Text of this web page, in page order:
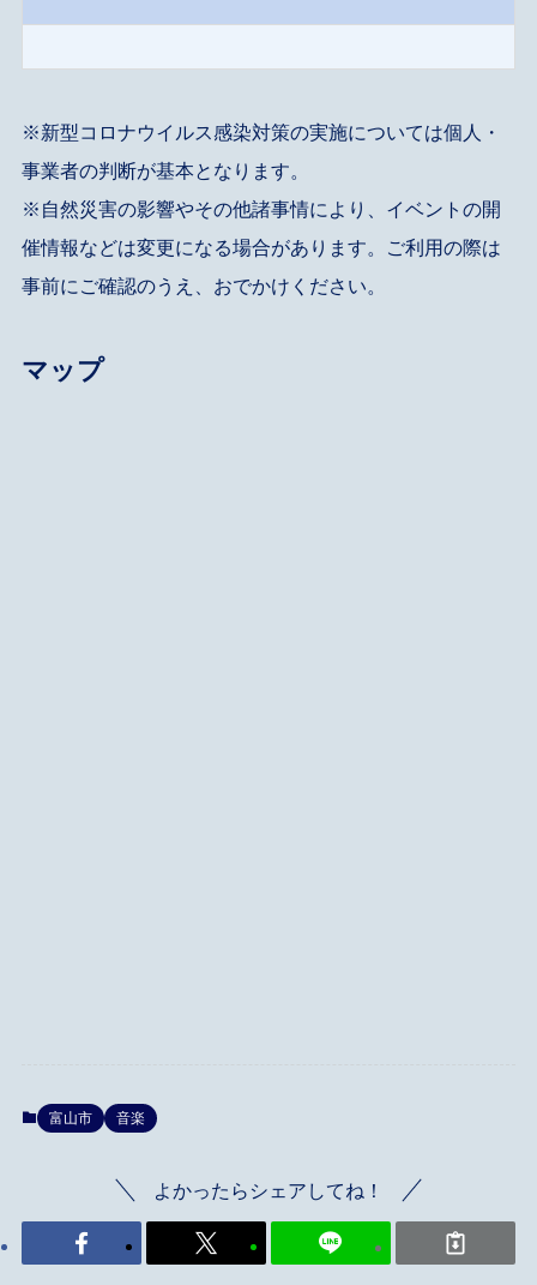
※新型コロナウイルス感染対策の実施については個人・
事業者の判断が基本となります。
※自然災害の影響やその他諸事情により、イベントの開
催情報などは変更になる場合があります。ご利用の際は
事前にご確認のうえ、おでかけください。
マップ
富山市 音楽
よかったらシェアしてね！